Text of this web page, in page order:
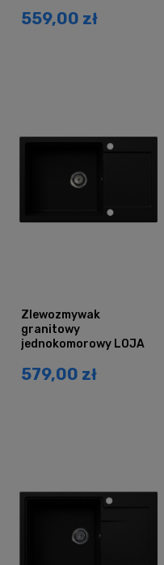
ociekaczem
559,00 zł
Zlewozmywak
granitowy
jednokomorowy LOJA
z ociekaczem
579,00 zł